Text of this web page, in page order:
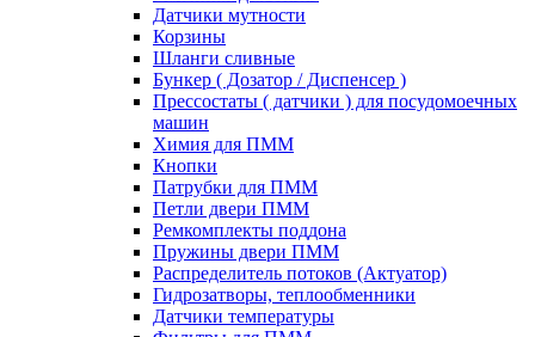
Датчики мутности
Корзины
Шланги сливные
Бункер ( Дозатор / Диспенсер )
Прессостаты ( датчики ) для посудомоечных
машин
Химия для ПММ
Кнопки
Патрубки для ПММ
Петли двери ПММ
Ремкомплекты поддона
Пружины двери ПММ
Распределитель потоков (Актуатор)
Гидрозатворы, теплообменники
Датчики температуры